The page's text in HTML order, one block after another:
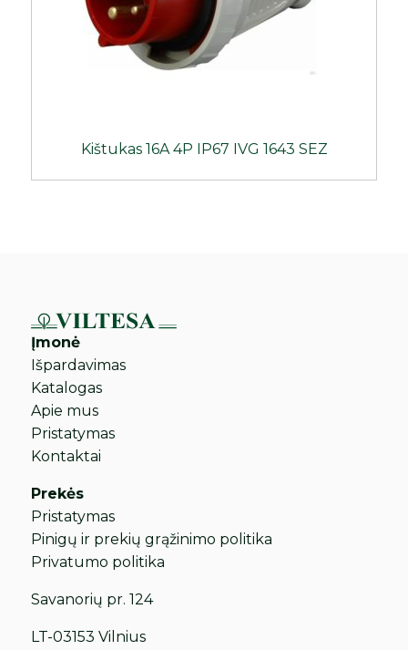
Kištukas 16A 4P IP67 IVG 1643 SEZ
Įmonė
Išpardavimas
Katalogas
Apie mus
Pristatymas
Kontaktai
Prekės
Pristatymas
Pinigų ir prekių grąžinimo politika
Privatumo politika
Savanorių pr. 124
LT-03153 Vilnius